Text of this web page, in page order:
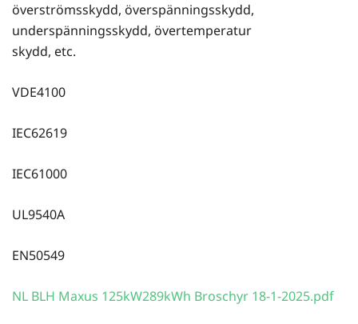
överströmsskydd, överspänningsskydd,
underspänningsskydd, övertemperatur
skydd, etc.
VDE4100
IEC62619
IEC61000
UL9540A
EN50549
NL BLH Maxus 125kW289kWh Broschyr 18-1-2025.pdf